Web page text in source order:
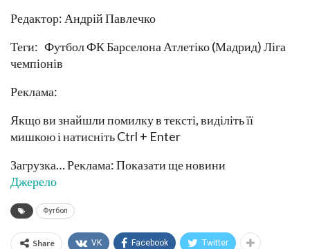
Редактор: Андрій Павлечко
Теги: Футбол ФК Барселона Атлетіко (Мадрид) Ліга
чемпіонів
Реклама:
Якщо ви знайшли помилку в тексті, виділіть її
мишкою і натисніть Ctrl + Enter
Загрузка… Реклама: Показати ще новини
Джерело
Футбол
Share VK Facebook Twitter